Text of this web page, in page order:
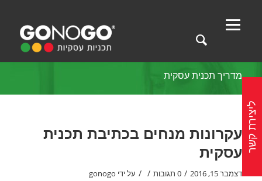
מדריך תכנית עסקית
עקרונות מנחים בכתיבת תכנית
עסקית
דצמבר 15, 2016 / 0 תגובות /
/ על ידי gonogo
ליצירת קשר